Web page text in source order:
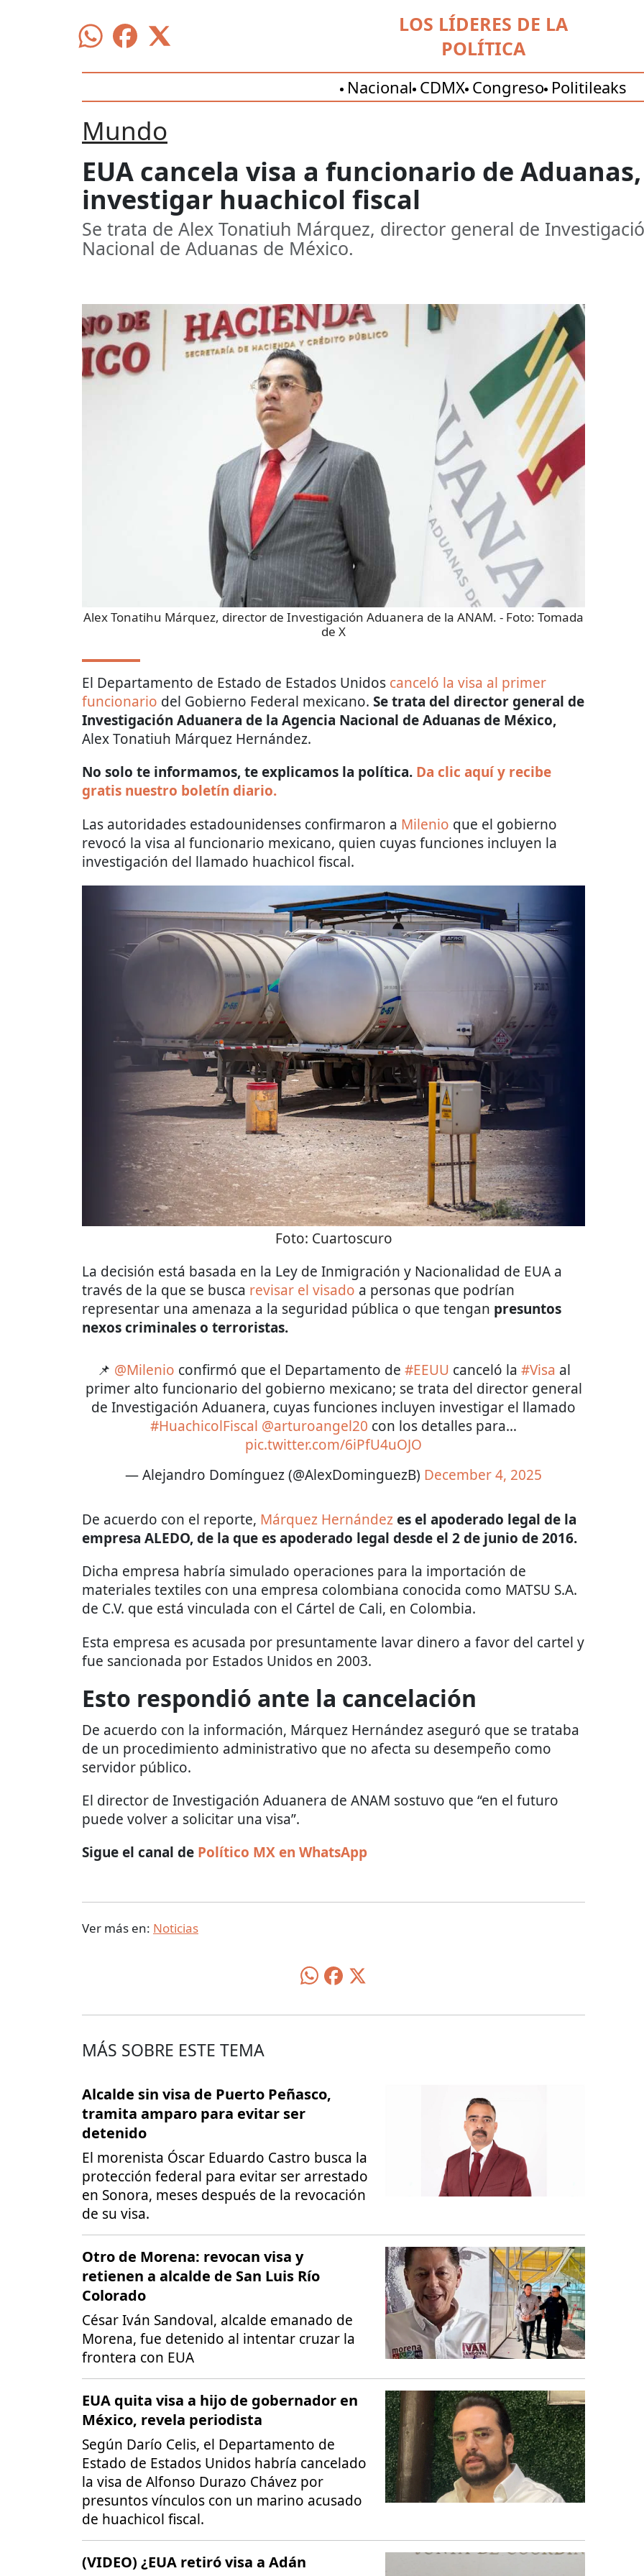
LOS LÍDERES DE LA
POLÍTICA
Nacional CDMX Congreso Politileaks
Mundo
EUA cancela visa a funcionario de
investigar huachicol fiscal
Se trata de Alex Tonatiuh Márquez, director general de
Nacional de Aduanas de México.
Alex Tonatihu Márquez, director de Investigación Aduanera de la ANAM. - Foto: Tomada
de X
El Departamento de Estado de Estados Unidos canceló la visa al primer
funcionario del Gobierno Federal mexicano. Se trata del director general de
Investigación Aduanera de la Agencia Nacional de Aduanas de México,
Alex Tonatiuh Márquez Hernández.
No solo te informamos, te explicamos la política. Da clic aquí y recibe
gratis nuestro boletín diario.
Las autoridades estadounidenses confirmaron a Milenio que el gobierno
revocó la visa al funcionario mexicano, quien cuyas funciones incluyen la
investigación del llamado huachicol fiscal.
Foto: Cuartoscuro
La decisión está basada en la Ley de Inmigración y Nacionalidad de EUA a
través de la que se busca revisar el visado a personas que podrían
representar una amenaza a la seguridad pública o que tengan presuntos
nexos criminales o terroristas.
📌 @Milenio confirmó que el Departamento de #EEUU canceló la #Visa al
primer alto funcionario del gobierno mexicano; se trata del director general
de Investigación Aduanera, cuyas funciones incluyen investigar el llamado
#HuachicolFiscal @arturoangel20 con los detalles para…
pic.twitter.com/6iPfU4uOJO
— Alejandro Domínguez (@AlexDominguezB) December 4, 2025
De acuerdo con el reporte, Márquez Hernándezes el apoderado legal de la
empresa ALEDO, de la que es apoderado legal desde el 2 de junio de 2016.
Dicha empresa habría simulado operaciones para la importación de
materiales textiles con una empresa colombiana conocida como MATSU S.A.
de C.V. que está vinculada con el Cártel de Cali, en Colombia.
Esta empresa es acusada por presuntamente lavar dinero a favor del cartel y
fue sancionada por Estados Unidos en 2003.
Esto respondió ante la cancelación
De acuerdo con la información, Márquez Hernández aseguró que se trataba
de un procedimiento administrativo que no afecta su desempeño como
servidor público.
El director de Investigación Aduanera de ANAM sostuvo que “en el futuro
puede volver a solicitar una visa”.
Sigue el canal de Político MX en WhatsApp
Ver más en: Noticias
MÁS SOBRE ESTE TEMA
Alcalde sin visa de Puerto Peñasco,
tramita amparo para evitar ser
detenido
El morenista Óscar Eduardo Castro busca la
protección federal para evitar ser arrestado
en Sonora, meses después de la revocación
de su visa.
Otro de Morena: revocan visa y
retienen a alcalde de San Luis Río
Colorado
César Iván Sandoval, alcalde emanado de
Morena, fue detenido al intentar cruzar la
frontera con EUA
EUA quita visa a hijo de gobernador en
México, revela periodista
Según Darío Celis, el Departamento de
Estado de Estados Unidos habría cancelado
la visa de Alfonso Durazo Chávez por
presuntos vínculos con un marino acusado
de huachicol fiscal.
(VIDEO) ¿EUA retiró visa a Adán